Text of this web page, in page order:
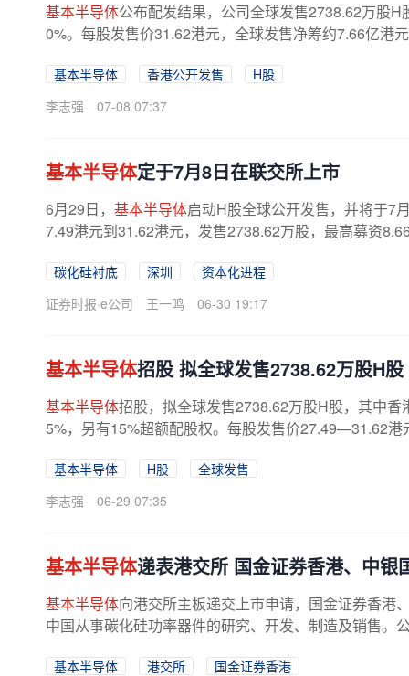
基本半导体公布配发结果，公司全球发售2738.62万股
0%。每股发售价31.62港元，全球发售净筹约7.66亿港
基本半导体 香港公开发售
H股
李志强
07-08 07:37
基本半导体定于7月8日在联交所上市
6月29日， 基本半导体启动H股全球公开发售，并将于7
7.49港元到31.62港元，发售2738.62万股，最高募资
碳化硅衬底 深圳
资本化进程
证券时报·e公司
王一鸣 06-30 19:17
基本半导体招股 拟全球发售2738.62万股H股
基本半导体招股，拟全球发售2738.62万股H股，其中
5%，另有15%超额配股权。每股发售价27.49—31.62
基本半导体 H股
全球发售
李志强
06-29 07:35
基本半导体递表港交所 国金证券香港、中银
基本半导体向港交所主板递交上市申请，国金证券香港
中国从事碳化硅功率器件的研究、开发、制造及销售。
基本半导体 港交所
国金证券香港